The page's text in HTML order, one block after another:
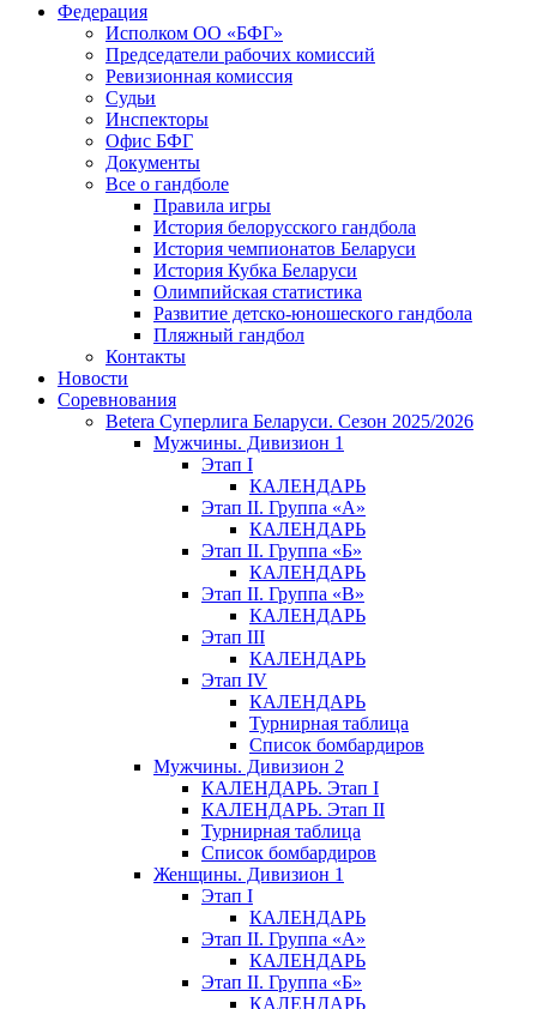
Федерация
Исполком ОО «БФГ»
Председатели рабочих комиссий
Ревизионная комиссия
Судьи
Инспекторы
Офис БФГ
Документы
Все о гандболе
Правила игры
История белорусского гандбола
История чемпионатов Беларуси
История Кубка Беларуси
Олимпийская статистика
Развитие детско-юношеского гандбола
Пляжный гандбол
Контакты
Новости
Соревнования
Betera Суперлига Беларуси. Сезон 2025/2026
Мужчины. Дивизион 1
Этап I
КАЛЕНДАРЬ
Этап II. Группа «А»
КАЛЕНДАРЬ
Этап II. Группа «Б»
КАЛЕНДАРЬ
Этап II. Группа «В»
КАЛЕНДАРЬ
Этап III
КАЛЕНДАРЬ
Этап IV
КАЛЕНДАРЬ
Турнирная таблица
Список бомбардиров
Мужчины. Дивизион 2
КАЛЕНДАРЬ. Этап I
КАЛЕНДАРЬ. Этап II
Турнирная таблица
Список бомбардиров
Женщины. Дивизион 1
Этап I
КАЛЕНДАРЬ
Этап II. Группа «А»
КАЛЕНДАРЬ
Этап II. Группа «Б»
КАЛЕНДАРЬ